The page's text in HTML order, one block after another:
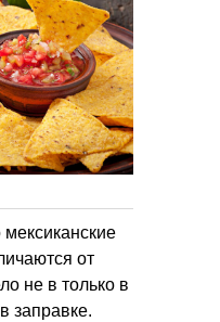
мексиканские
от
не в только в
заправке.